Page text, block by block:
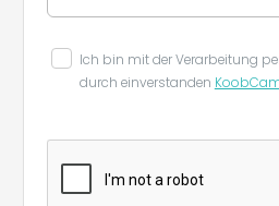
Ich bin mit der Verarbeitung
durch einverstanden